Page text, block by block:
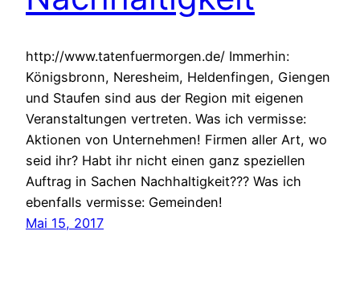
http://www.tatenfuermorgen.de/ Immerhin:
Königsbronn, Neresheim, Heldenfingen, Giengen
und Staufen sind aus der Region mit eigenen
Veranstaltungen vertreten. Was ich vermisse:
Aktionen von Unternehmen! Firmen aller Art, wo
seid ihr? Habt ihr nicht einen ganz speziellen
Auftrag in Sachen Nachhaltigkeit??? Was ich
ebenfalls vermisse: Gemeinden!
Mai 15, 2017